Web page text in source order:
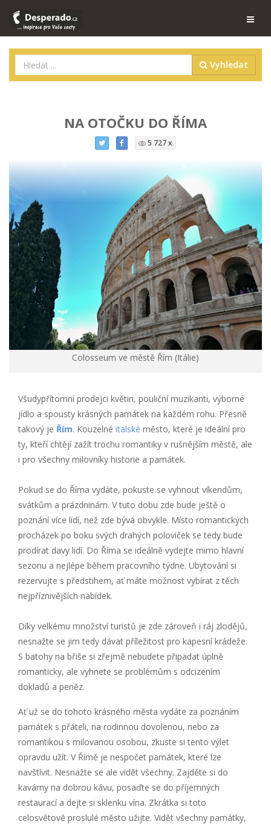
Vyhledat
NA OTOČKU DO ŘÍMA
5 727 x
Colosseum ve městě Řím (Itálie)
Všudypřítomní prodejci květin, pouliční muzikanti, výborné
jídlo a spousty krásných památek na každém rohu. Přesně
takový je Řím. Kouzelné italské město, které je ideální pro
ty, kteří chtějí zažít trochu romantiky v rušnějším městě, ale
i pro všechny milovníky historie a památek.
Pokud se do Říma vydáte, pokuste se vyhnout víkendům,
svátkům a prázdninám. V tuto dobu zde bude ještě o
poznání více lidí, než zde bývá obvykle. Místo romantických
procházek po boku svých drahých poloviček se tedy bude
prodírat davy lidí. Do Říma se ideálně vydejte mimo hlavní
sezonu a nejlépe během pracovního týdne. Ubytování si
rezervujte s předstihem, ať máte možnost vybírat z těch
nejpříznivějších nabídek.
Díky velkému množství turistů je zde zároveň i ráj zlodějů,
nesnažte se jim tedy dávat příležitost pro kapesní krádeže.
S batohy na břiše si zřejmě nebudete připadat úplně
romanticky, ale vyhnete se problémům s odcizením
dokladů a peněz.
Ať už se do tohoto krásného města vydáte za poznáním
památek s přáteli, na rodinnou dovolenou, nebo za
romantikou s milovanou osobou, zkuste si tento výlet
opravdu užít. V Římě je nespočet památek, které lze
navštívit. Nesnažte se ale vidět všechny. Zajděte si do
kavárny na dobrou kávu, posaďte se do příjemných
restaurací a dejte si sklenku vína. Zkrátka si toto
celosvětově proslulé město užijte. Vidět všechny památky,